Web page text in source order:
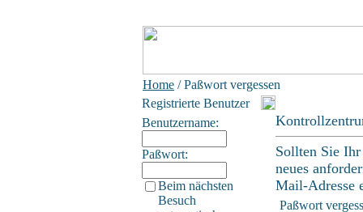
Home / Paßwort vergessen
Registrierte Benutzer
Benutzername:
Paßwort:
Beim nächsten
Besuch
Sollten Sie
neues
Mail-Adresse
Paßwort